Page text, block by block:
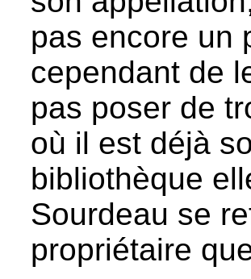
pas encore un
cependant de
pas poser de
où il est déjà
bibliothèque
Sourdeau se
propriétaire